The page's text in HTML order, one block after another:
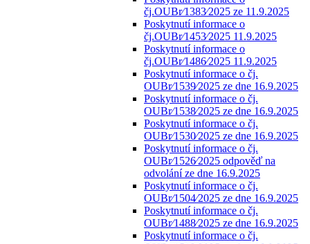
čj.OUBr⁄1383⁄2025 ze 11.9.2025
Poskytnutí informace o
čj.OUBr⁄1453⁄2025 11.9.2025
Poskytnutí informace o
čj.OUBr⁄1486⁄2025 11.9.2025
Poskytnutí informace o čj.
OUBr⁄1539⁄2025 ze dne 16.9.2025
Poskytnutí informace o čj.
OUBr⁄1538⁄2025 ze dne 16.9.2025
Poskytnutí informace o čj.
OUBr⁄1530⁄2025 ze dne 16.9.2025
Poskytnutí informace o čj.
OUBr⁄1526⁄2025 odpověď na
odvolání ze dne 16.9.2025
Poskytnutí informace o čj.
OUBr⁄1504⁄2025 ze dne 16.9.2025
Poskytnutí informace o čj.
OUBr⁄1488⁄2025 ze dne 16.9.2025
Poskytnutí informace o čj.